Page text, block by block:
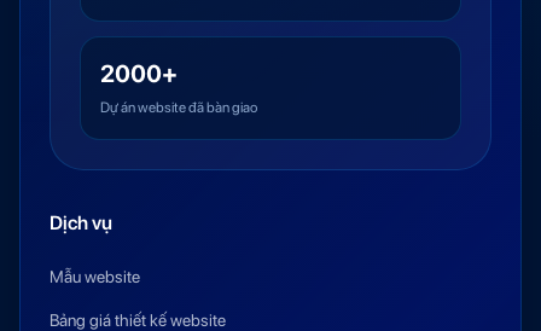
2000+
Dự án website đã bàn giao
Dịch vụ
Mẫu website
Bảng giá thiết kế website